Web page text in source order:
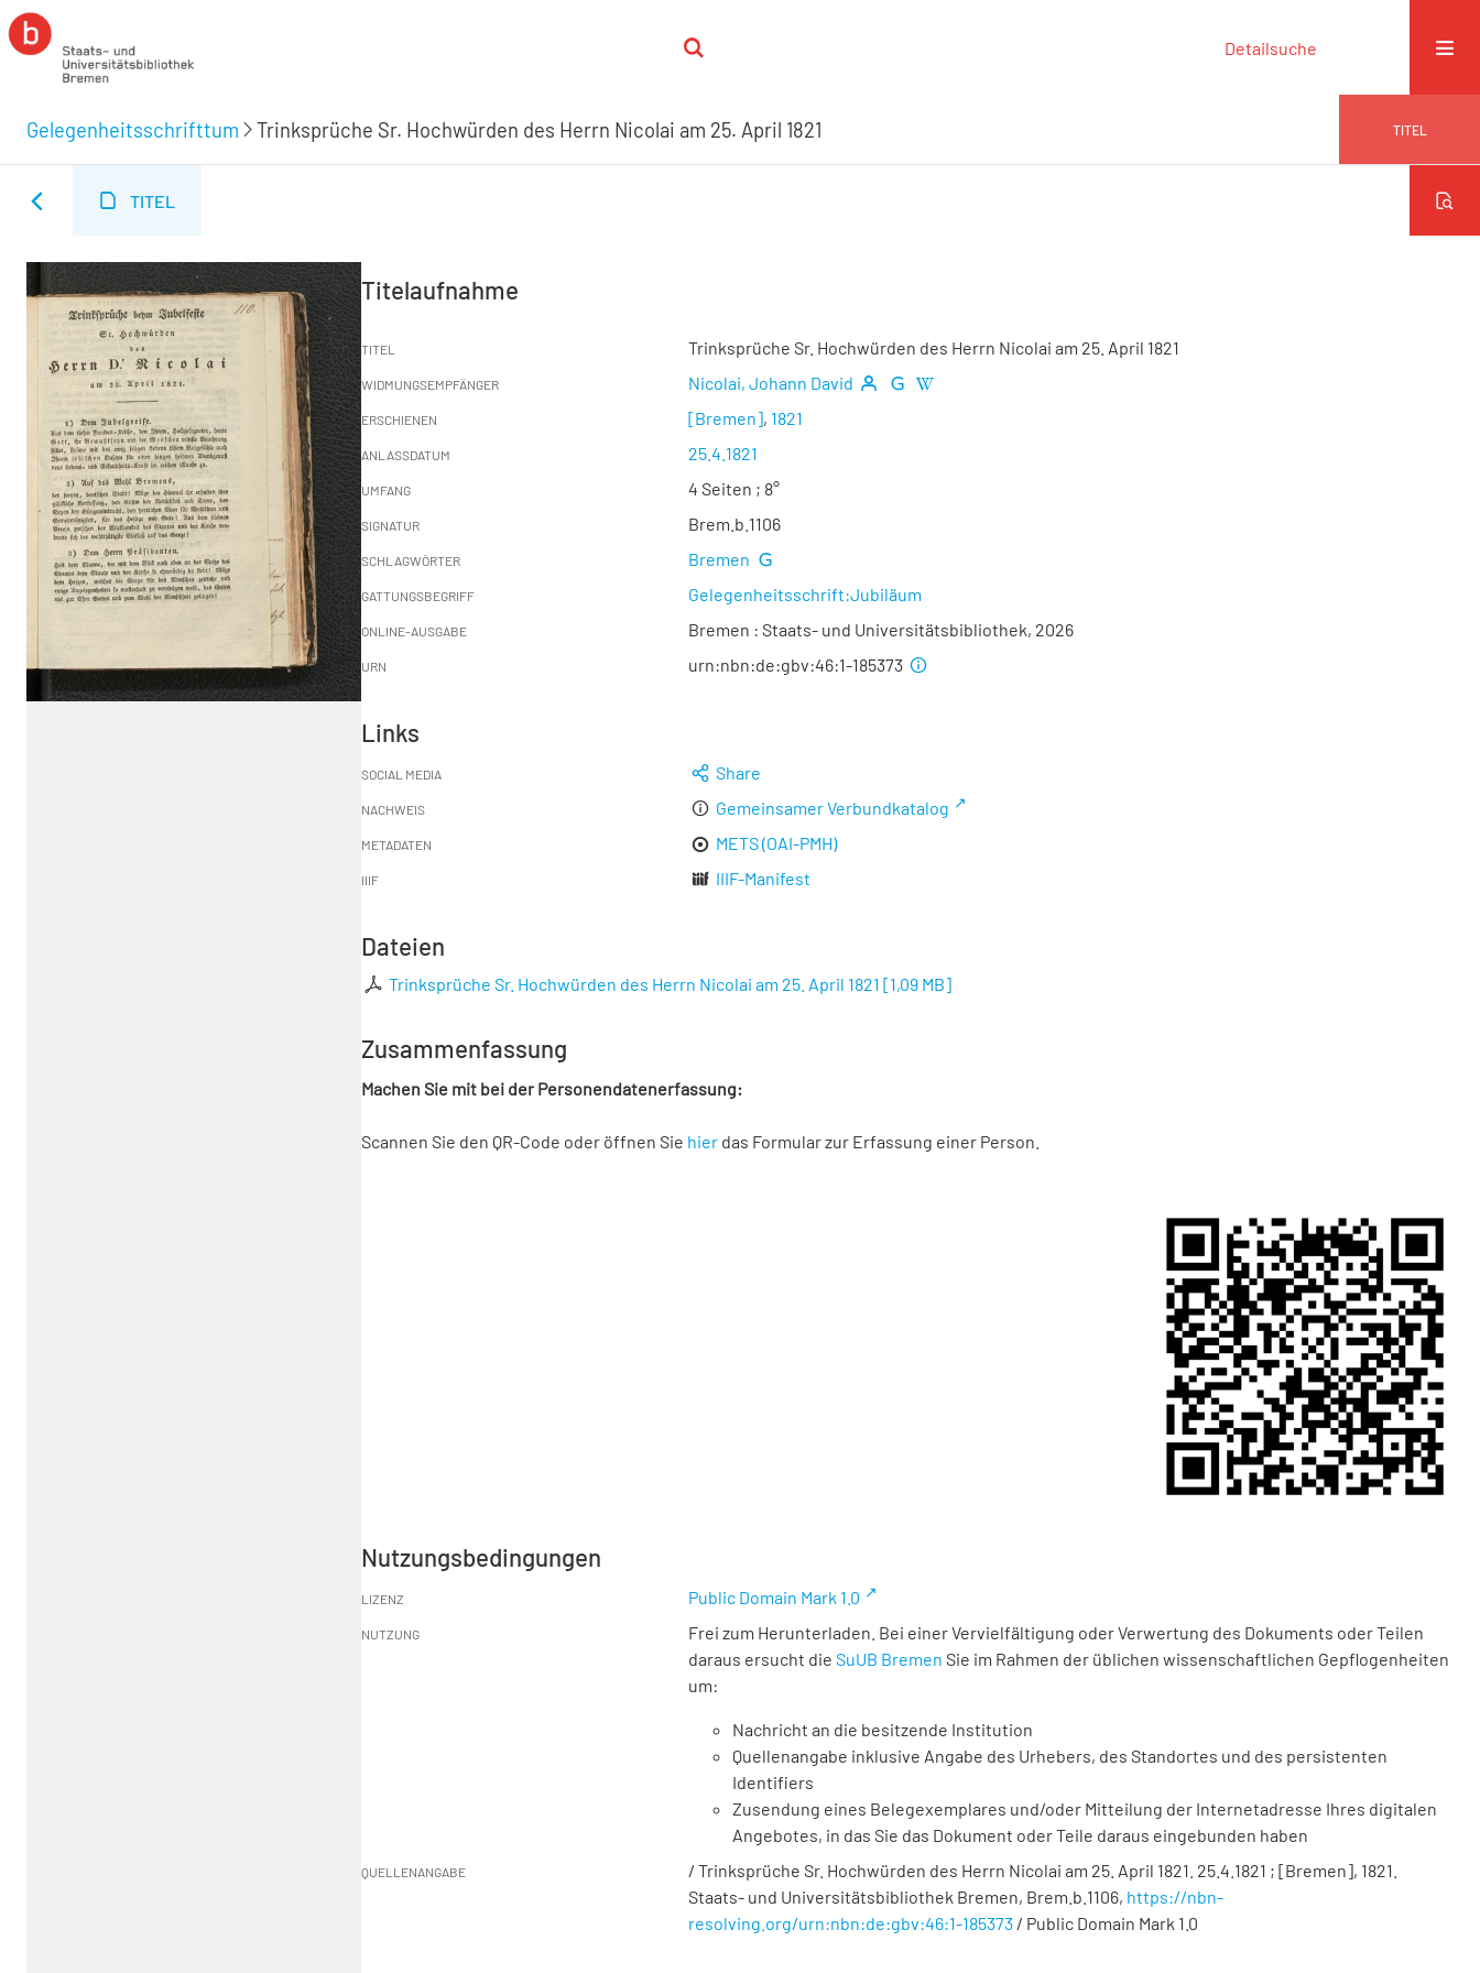
Detailsuche
Gelegenheitsschrifttum Trinksprüche Sr. Hochwürden des Herrn Nicolai am 25. April 1821 TITEL
TITEL
Titelaufnahme
TITEL Trinksprüche Sr. Hochwürden des Herrn Nicolai am 25. April 1821
WIDMUNGSEMPFÄNGER Nicolai, Johann David
ERSCHIENEN [Bremen], 1821
ANLASSDATUM 25.4.1821
UMFANG 4 Seiten ; 8°
SIGNATUR Brem.b.1106
SCHLAGWÖRTER Bremen
GATTUNGSBEGRIFF Gelegenheitsschrift:Jubiläum
ONLINE-AUSGABE Bremen : Staats- und Universitätsbibliothek, 2026
URN urn:nbn:de:gbv:46:1-185373
Links
SOCIAL MEDIA Share
NACHWEIS Gemeinsamer Verbundkatalog
METADATEN METS (OAI-PMH)
IIIF IIIF-Manifest
Dateien
Trinksprüche Sr. Hochwürden des Herrn Nicolai am 25. April 1821 [1,09 MB]
Zusammenfassung
Machen Sie mit bei der Personendatenerfassung:
Scannen Sie den QR-Code oder öffnen Sie hier das Formular zur Erfassung einer Person.
Nutzungsbedingungen
LIZENZ Public Domain Mark 1.0
NUTZUNG
Frei zum Herunterladen. Bei einer Vervielfältigung oder Verwertung des Dokuments oder Teilen
daraus ersucht die SuUB Bremen Sie im Rahmen der üblichen wissenschaftlichen Gepflogenheiten
um:
Nachricht an die besitzende Institution
Quellenangabe inklusive Angabe des Urhebers, des Standortes und des persistenten
Identifiers
Zusendung eines Belegexemplares und/oder Mitteilung der Internetadresse Ihres digitalen
Angebotes, in das Sie das Dokument oder Teile daraus eingebunden haben
QUELLENANGABE
/ Trinksprüche Sr. Hochwürden des Herrn Nicolai am 25. April 1821. 25.4.1821 ; [Bremen], 1821.
Staats- und Universitätsbibliothek Bremen, Brem.b.1106, https://nbn-
resolving.org/urn:nbn:de:gbv:46:1-185373 / Public Domain Mark 1.0